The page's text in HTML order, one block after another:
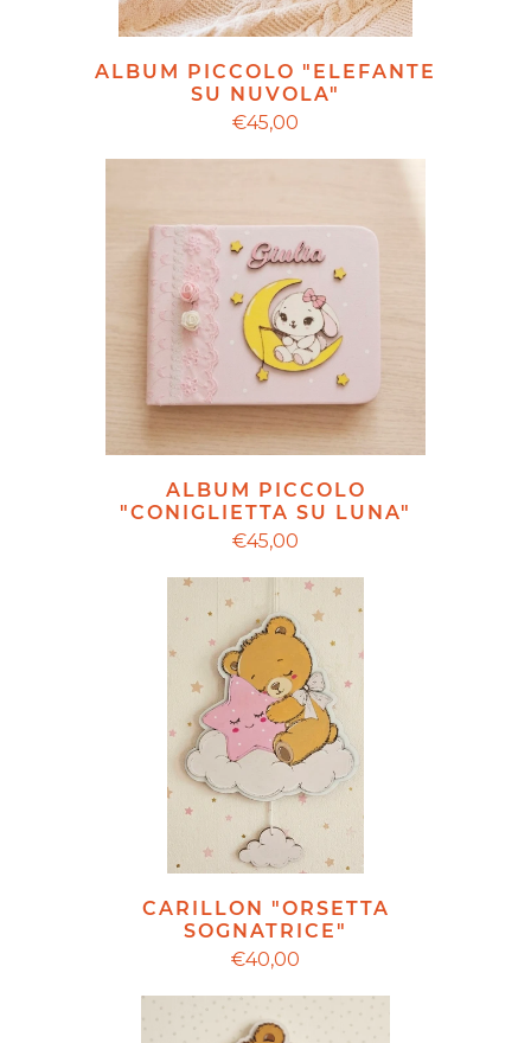
ALBUM PICCOLO "ELEFANTE
SU NUVOLA"
€45,00
ALBUM PICCOLO
"CONIGLIETTA SU LUNA"
€45,00
CARILLON "ORSETTA
SOGNATRICE"
€40,00